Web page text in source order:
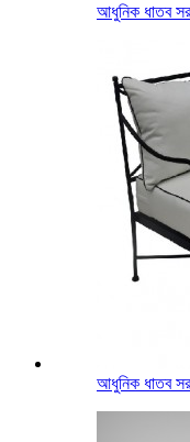
আধুনিক ধাতব
আধুনিক ধাতব